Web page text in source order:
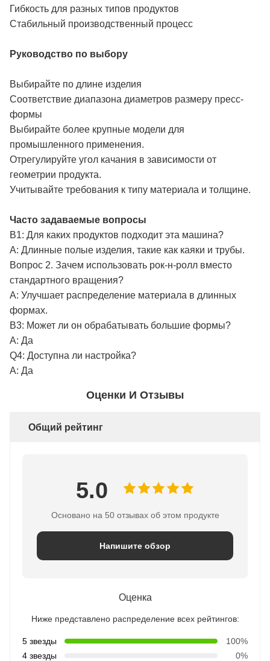
Гибкость для разных типов продуктов
Стабильный производственный процесс
Руководство по выбору
Выбирайте по длине изделия
Соответствие диапазона диаметров размеру пресс-
формы
Выбирайте более крупные модели для
промышленного применения.
Отрегулируйте угол качания в зависимости от
геометрии продукта.
Учитывайте требования к типу материала и толщине.
Часто задаваемые вопросы
В1: Для каких продуктов подходит эта машина?
A: Длинные полые изделия, такие как каяки и трубы.
Вопрос 2. Зачем использовать рок-н-ролл вместо
стандартного вращения?
A: Улучшает распределение материала в длинных
формах.
В3: Может ли он обрабатывать большие формы?
А: Да
Q4: Доступна ли настройка?
А: Да
Оценки И Отзывы
Общий рейтинг
5.0
Основано на 50 отзывах об этом продукте
Напишите обзор
Оценка
Ниже представлено распределение всех рейтингов:
5 звезды
100%
4 звезды
0%